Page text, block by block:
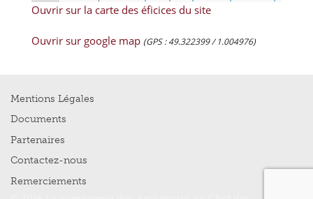
Ouvrir sur la carte des éficices du site
Ouvrir sur google map (GPS : 49.322399 / 1.004976)
Mentions Légales
Documents
Partenaires
Contactez-nous
Remerciements